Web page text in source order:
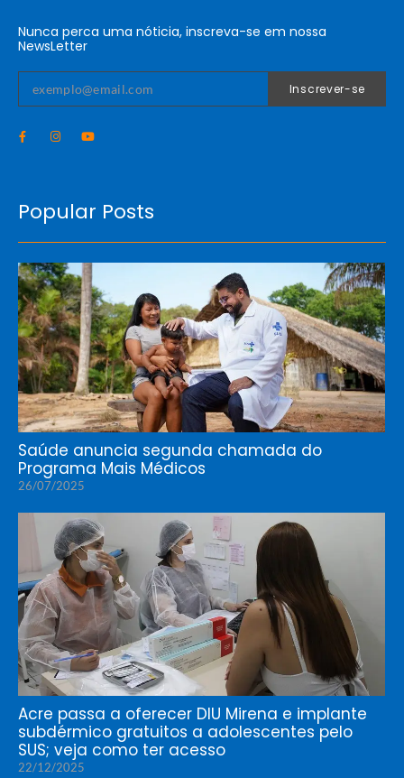
Nunca perca uma nóticia, inscreva-se em nossa
NewsLetter
Inscrever-se
Popular Posts
Saúde anuncia segunda chamada do
Programa Mais Médicos
26/07/2025
Acre passa a oferecer DIU Mirena e implante
subdérmico gratuitos a adolescentes pelo
SUS; veja como ter acesso
22/12/2025